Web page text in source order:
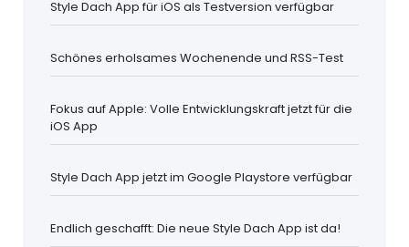
Style Dach App für iOS als Testversion verfügbar
Schönes erholsames Wochenende und RSS-Test
Fokus auf Apple: Volle Entwicklungskraft jetzt für die
iOS App
Style Dach App jetzt im Google Playstore verfügbar
Endlich geschafft: Die neue Style Dach App ist da!